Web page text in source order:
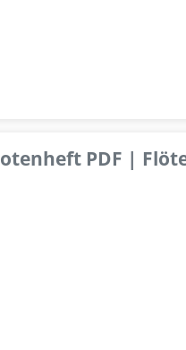
PDF |